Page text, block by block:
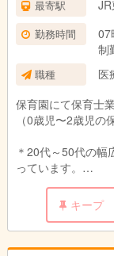
最寄駅
勤務時間
07
制
職種
医
保育園にて保育士
（0歳児〜2歳児の
＊20代～50代の幅
っています。
＊保育園運営に全
ています。
＊残業少な
＊見学は随時受け
気を見に来てみま
キープ